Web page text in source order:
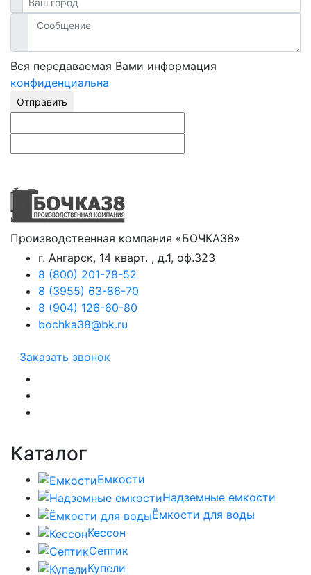
Вся передаваемая Вами информация
конфиденциальна
Отправить
Производственная компания «БОЧКА38»
г. Ангарск, 14 кварт. , д.1, оф.323
8 (800) 201-78-52
8 (3955) 63-86-70
8 (904) 126-60-80
bochka38@bk.ru
Заказать звонок
Каталог
Емкости
Надземные емкости
Ёмкости для воды
Кессон
Септик
Купели